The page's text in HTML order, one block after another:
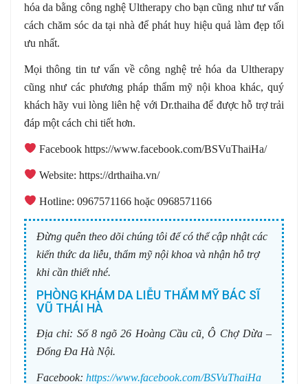
hóa da bằng công nghệ Ultherapy cho bạn cũng như tư vấn
cách chăm sóc da tại nhà để phát huy hiệu quả làm đẹp tối
ưu nhất.
Mọi thông tin tư vấn về công nghệ trẻ hóa da Ultherapy
cũng như các phương pháp thẩm mỹ nội khoa khác, quý
khách hãy vui lòng liên hệ với Dr.thaiha để được hỗ trợ trải
đáp một cách chi tiết hơn.
️ Facebook https://www.facebook.com/BSVuThaiHa/
️ Website: https://drthaiha.vn/
️ Hotline: 0967571166 hoặc 0968571166
Đừng quên theo dõi chúng tôi để có thể cập nhật các
kiến thức da liễu, thẩm mỹ nội khoa và nhận hỗ trợ
khi cần thiết nhé.
PHÒNG KHÁM DA LIỄU THẨM MỸ BÁC SĨ
VŨ THÁI HÀ
Địa chỉ: Số 8 ngõ 26 Hoàng Cầu cũ, Ô Chợ Dừa –
Đống Đa Hà Nội.
Facebook: https://www.facebook.com/BSVuThaiHa